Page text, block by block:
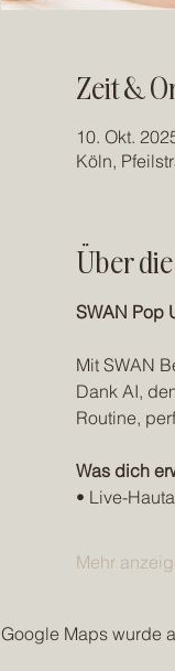
Zeit &
10. Okt.
Köln,
Über
SWAN Pop
Mit SWAN
Dank AI,
Routine,
Was dich
• Live-
Mehr
Google Maps wurde